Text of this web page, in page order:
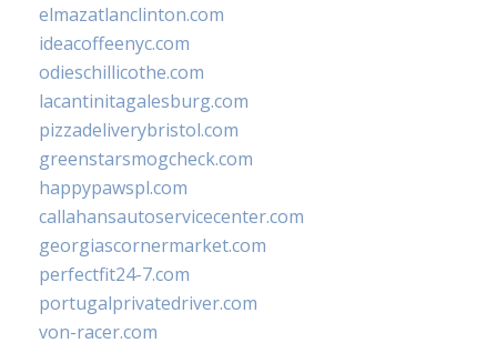
elmazatlanclinton.com
ideacoffeenyc.com
odieschillicothe.com
lacantinitagalesburg.com
pizzadeliverybristol.com
greenstarsmogcheck.com
happypawspl.com
callahansautoservicecenter.com
georgiascornermarket.com
perfectfit24-7.com
portugalprivatedriver.com
von-racer.com